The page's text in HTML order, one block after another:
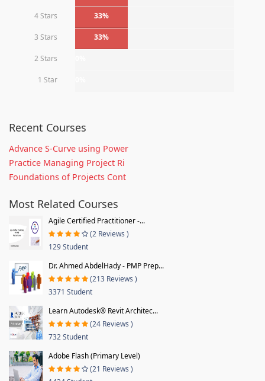
4 Stars 33%
3 Stars 33%
2 Stars
1 Star
Recent Courses
Advance S-Curve using Power
Practice Managing Project Ri
Foundations of Projects Cont
Most Related Courses
Agile Certified Practitioner -...
(2 Reviews )
129 Student
Dr. Ahmed AbdelHady - PMP Prep...
(213 Reviews )
3371 Student
Learn Autodesk® Revit Architec...
(24 Reviews )
732 Student
Adobe Flash (Primary Level)
(21 Reviews )